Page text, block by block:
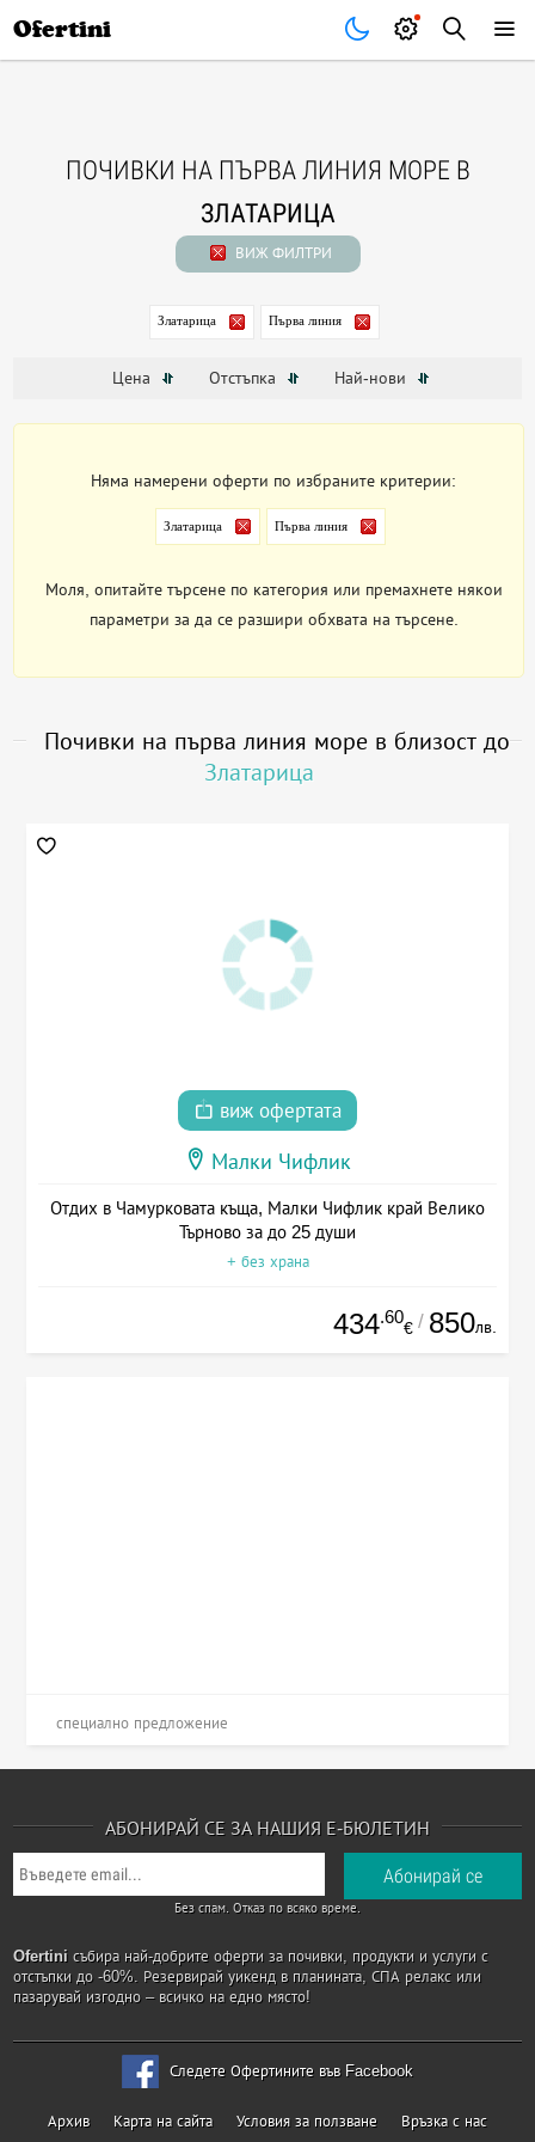
Ofertini
ПОЧИВКИ НА ПЪРВА ЛИНИЯ МОРЕ В
ЗЛАТАРИЦА
ВИЖ ФИЛТРИ
Златарица Първа линия
Цена Отстъпка Най-нови
Няма намерени оферти по избраните критерии:
Златарица Първа линия
Моля, опитайте търсене по категория или премахнете някои
параметри за да се разшири обхвата на търсене.
Почивки на първа линия море в близост до
Златарица
виж офертата
Малки Чифлик
Отдих в Чамурковата къща, Малки Чифлик край Велико
Търново за до 25 души
+ без храна
434.60
€ / 850лв.
специално предложение
АБОНИРАЙ СЕ ЗА НАШИЯ Е-БЮЛЕТИН
Без спам. Отказ по всяко време.
Ofertini събира най-добрите оферти за почивки, продукти и услуги с
отстъпки до -60%. Резервирай уикенд в планината, СПА релакс или
пазарувай изгодно – всичко на едно място!
Следете Офертините във Facebook
Архив Карта на сайта Условия за ползване Връзка с нас